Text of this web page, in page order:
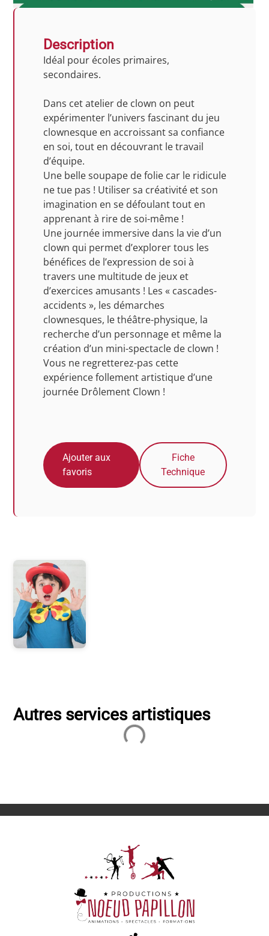
Description
Idéal pour écoles primaires,
secondaires.
Dans cet atelier de clown on peut
expérimenter l’univers fascinant du jeu
clownesque en accroissant sa confiance
en soi, tout en découvrant le travail
d’équipe.
Une belle soupape de folie car le ridicule
ne tue pas ! Utiliser sa créativité et son
imagination en se défoulant tout en
apprenant à rire de soi-même !
Une journée immersive dans la vie d’un
clown qui permet d’explorer tous les
bénéfices de l’expression de soi à
travers une multitude de jeux et
d’exercices amusants ! Les « cascades-
accidents », les démarches
clownesques, le théâtre-physique, la
recherche d’un personnage et même la
création d’un mini-spectacle de clown !
Vous ne regretterez-pas cette
expérience follement artistique d’une
journée Drôlement Clown !
Ajouter aux
favoris
Fiche
Technique
Autres services artistiques